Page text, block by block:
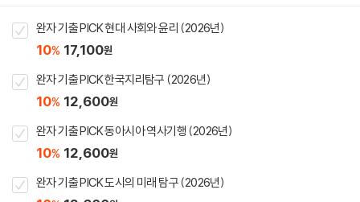
완자 기출 PICK 현대 사회와 윤리 (2026년)
10% 17,100원
완자 기출 PICK 한국지리탐구 (2026년)
10% 12,600원
완자 기출 PICK 동아시아 역사기행 (2026년)
10% 12,600원
완자 기출 PICK 도시의 미래 탐구 (2026년)